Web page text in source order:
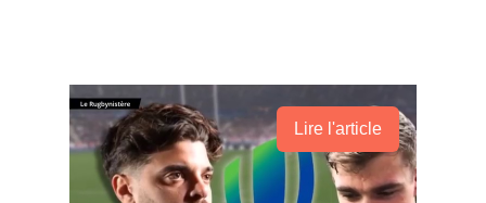
Lire l'article